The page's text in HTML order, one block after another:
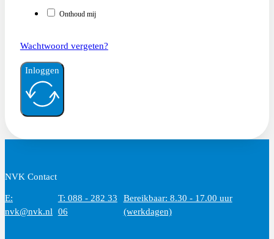
Onthoud mij
Wachtwoord vergeten?
Inloggen
NVK Contact
E:
nvk@nvk.nl
T: 088 - 282 33
06
Bereikbaar: 8.30 - 17.00 uur
(werkdagen)